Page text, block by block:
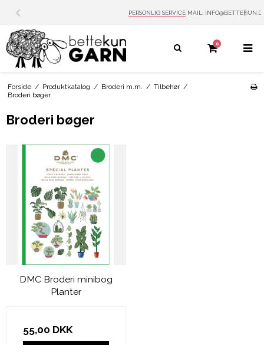
MAIL: INFO@BETTEKUN.DK
0
Forside / Produktkatalog / Broderi m.m. / Tilbehør /
Broderi bøger
Broderi bøger
DMC Broderi minibog
Planter
55,00 DKK